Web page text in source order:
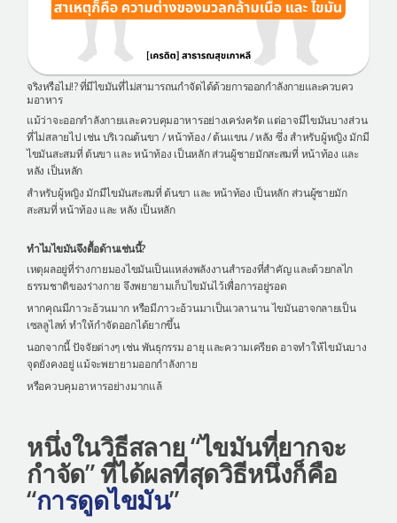
จริงหรือไม่!? ที่มีไขมันที่ไม่สามารถนกำจัดได้ด้วยการออกกำลังกายและควบคว
มอาหาร
แม้ว่าจะออกกำลังกายและควบคุมอาหารอย่างเคร่งครัด แต่อาจมีไขมันบางส่วน
ที่ไม่สลายไป เช่น บริเวณต้นขา / หน้าท้อง / ต้นแขน / หลัง ซึ่ง สำหรับผู้หญิง มักมี
ไขมันสะสมที่ ต้นขา และ หน้าท้อง เป็นหลัก ส่วนผู้ชายมักสะสมที่ หน้าท้อง และ
หลัง เป็นหลัก
สำหรับผู้หญิง มักมีไขมันสะสมที่ ต้นขา และ หน้าท้อง เป็นหลัก ส่วนผู้ชายมัก
สะสมที่ หน้าท้อง และ หลัง เป็นหลัก
ทำไมไขมันจึงดื้อด้านเช่นนี้?
เหตุผลอยู่ที่ร่างกายมองไขมันเป็นแหล่งพลังงานสำรองที่สำคัญ และด้วยกลไก
ธรรมชาติของร่างกาย จึงพยายามเก็บไขมันไว้เพื่อการอยู่รอด
หากคุณมีภาวะอ้วนมาก หรือมีภาวะอ้วนมาเป็นเวลานาน ไขมันอาจกลายเป็น
เซลลูไลท์ ทำให้กำจัดออกได้ยากขึ้น
นอกจากนี้ ปัจจัยต่างๆ เช่น พันธุกรรม อายุ และความเครียด อาจทำให้ไขมันบาง
จุดยังคงอยู่ แม้จะพยายามออกกำลังกาย
หรือควบคุมอาหารอย่างมากแล้
หนึ่งในวิธีสลาย “ไขมันที่ยากจะ
กำจัด” ที่ได้ผลที่สุดวิธีหนึ่งก็คือ
“การดูดไขมัน”